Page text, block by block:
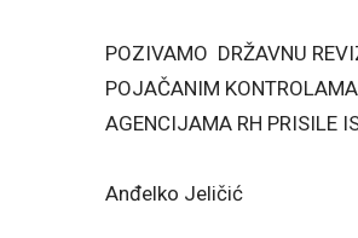
POZIVAMO DRŽAVNU
POJAČANIM
AGENCIJAMA RH PRISILE
Anđelko Jeličić